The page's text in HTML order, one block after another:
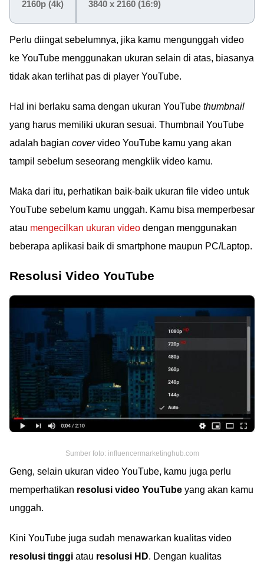
2160p (4k) 3840 x 2160 (16:9)
Perlu diingat sebelumnya, jika kamu mengunggah video
ke YouTube menggunakan ukuran selain di atas, biasanya
tidak akan terlihat pas di player YouTube.
Hal ini berlaku sama dengan ukuran YouTube thumbnail
yang harus memiliki ukuran sesuai. Thumbnail YouTube
adalah bagian covervideo YouTube kamu yang akan
tampil sebelum seseorang mengklik video kamu.
Maka dari itu, perhatikan baik-baik ukuran file video untuk
YouTube sebelum kamu unggah. Kamu bisa memperbesar
atau mengecilkan ukuran video dengan menggunakan
beberapa aplikasi baik di smartphone maupun PC/Laptop.
Resolusi Video YouTube
Sumber foto: influencermarketinghub.com
Geng, selain ukuran video YouTube, kamu juga perlu
memperhatikan resolusi video YouTube yang akan kamu
unggah.
Kini YouTube juga sudah menawarkan kualitas video
resolusi tinggi atau resolusi HD. Dengan kualitas